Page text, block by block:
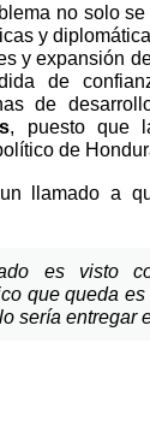
no solo
y
y expansión
de
de
, puesto que
de
llamado a
es visto
que queda
sería entregar